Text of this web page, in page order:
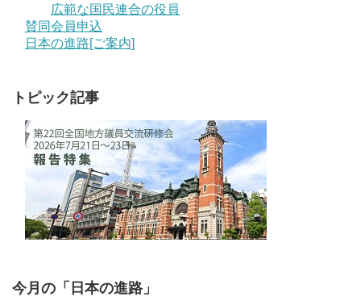
広範な国民連合の役員
賛同会員申込
日本の進路[ご案内]
トピック記事
今月の「日本の進路」